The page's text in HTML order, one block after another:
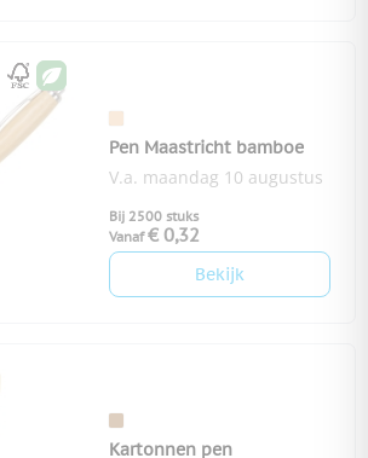
Pen Maastricht bamboe
V.a. maandag 10 augustus
Bij 2500 stuks
Vanaf € 0,32
Bekijk
Kartonnen pen